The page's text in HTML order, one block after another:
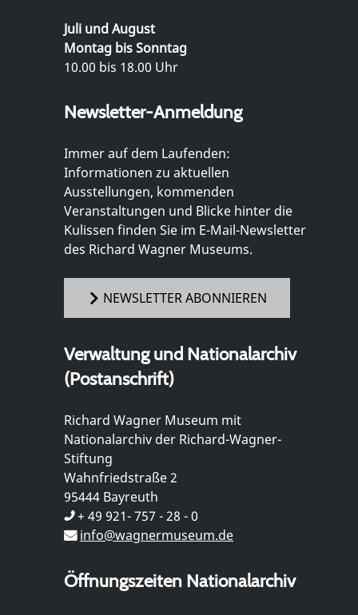
Juli und August
Montag bis Sonntag
10.00 bis 18.00 Uhr
Newsletter-Anmeldung
Immer auf dem Laufenden:
Informationen zu aktuellen
Ausstellungen, kommenden
Veranstaltungen und Blicke hinter die
Kulissen finden Sie im E-Mail-Newsletter
des Richard Wagner Museums.
NEWSLETTER ABONNIEREN
Verwaltung und Nationalarchiv
(Postanschrift)
Richard Wagner Museum mit
Nationalarchiv der Richard-Wagner-
Stiftung
Wahnfriedstraße 2
95444 Bayreuth
+ 49 921- 757 - 28 - 0
info@wagnermuseum.de
Öffnungszeiten Nationalarchiv